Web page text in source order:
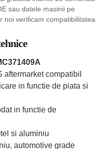
sau datele masinii pe
verificam compatibilitatea.
aftermarket compatibil
in functie de piata si
in functie de
si aluminiu
automotive grade